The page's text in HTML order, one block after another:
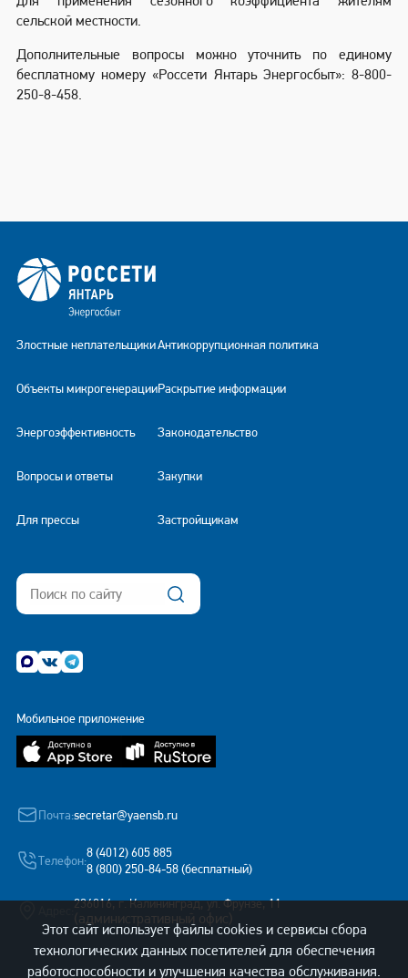
сельской местности.
Дополнительные вопросы можно уточнить по единому
бесплатному номеру «Россети Янтарь Энергосбыт»: 8-800-
250-8-458.
Почта:secretar@yaensb.ru
Телефон:
8 (4012) 605 885
8 (800) 250-84-58 (бесплатный)
236016, г. Калининград, ул. Фрунзе, 11
(административный офис)
Злостные неплательщики
Объекты микрогенерации
Энергоэффективность
Вопросы и ответы
Для прессы
Антикоррупционная политика
Раскрытие информации
Законодательство
Закупки
Застройщикам
Мобильное приложение
Этот сайт использует файлы cookies и сервисы сбора
технологических данных посетителей для обеспечения
работоспособности и улучшения качества обслуживания.